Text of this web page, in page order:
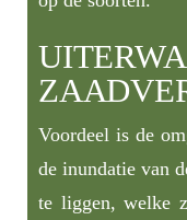
Voordeel is de
de inundatie van
te liggen, welke